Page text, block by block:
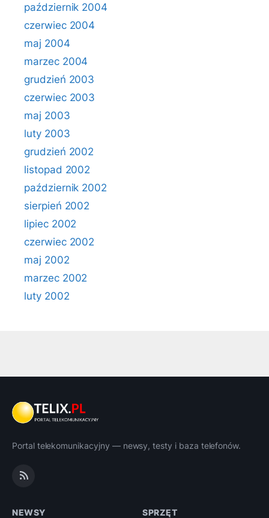
październik 2004
czerwiec 2004
maj 2004
marzec 2004
grudzień 2003
czerwiec 2003
maj 2003
luty 2003
grudzień 2002
listopad 2002
październik 2002
sierpień 2002
lipiec 2002
czerwiec 2002
maj 2002
marzec 2002
luty 2002
Portal telekomunikacyjny — newsy, testy i baza telefonów.
NEWSY SPRZĘT